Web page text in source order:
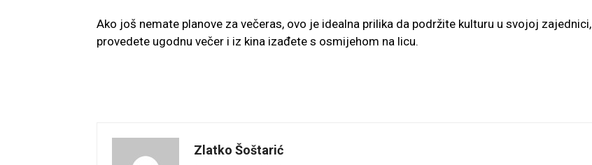
Ako još nemate planove za večeras, ovo je idealna prilika da podržite kulturu u svojoj zajednici,
provedete ugodnu večer i iz kina izađete s osmijehom na licu.
Zlatko Šoštarić